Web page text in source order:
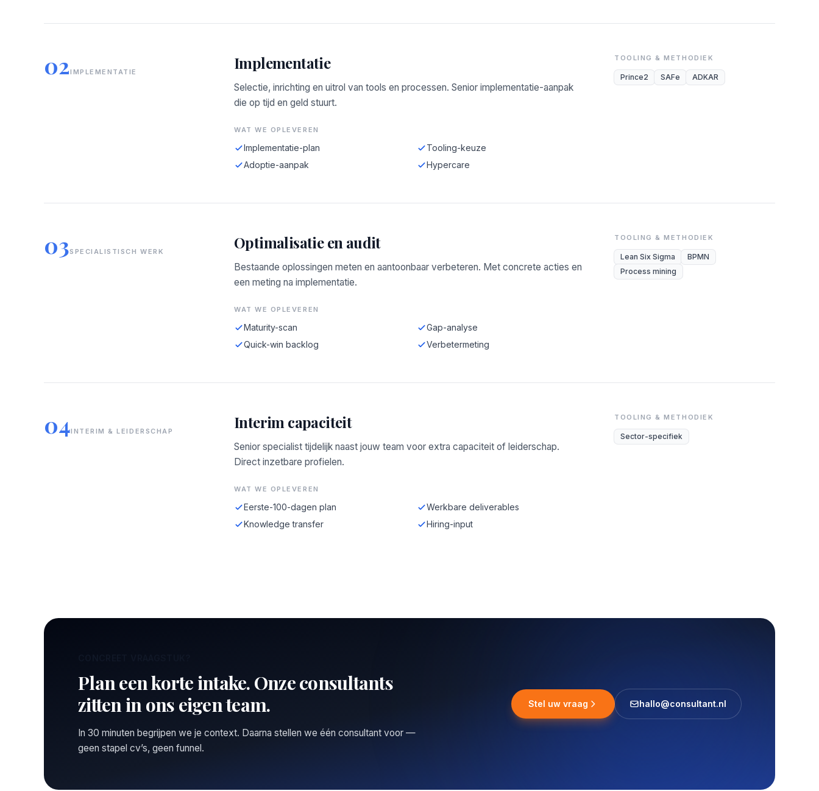
02IMPLEMENTATIE Implementatie
Selectie, inrichting en uitrol van tools en processen. Senior implementatie-aanpak
die op tijd en geld stuurt.
WAT WE OPLEVEREN
Implementatie-plan
Tooling-keuze
Adoptie-aanpak
Hypercare
TOOLING & METHODIEK
Prince2 SAFe ADKAR
03SPECIALISTISCH WERK Optimalisatie en audit
Bestaande oplossingen meten en aantoonbaar verbeteren. Met concrete acties en
een meting na implementatie.
WAT WE OPLEVEREN
Maturity-scan
Gap-analyse
Quick-win backlog
Verbetermeting
TOOLING & METHODIEK
Lean Six Sigma
BPMN
Process mining
04INTERIM & LEIDERSCHAP Interim capaciteit
Senior specialist tijdelijk naast jouw team voor extra capaciteit of leiderschap.
Direct inzetbare profielen.
WAT WE OPLEVEREN
Eerste-100-dagen plan
Werkbare deliverables
Knowledge transfer
Hiring-input
TOOLING & METHODIEK
Sector-specifiek
Plan een korte intake. Onze consultants
zitten in ons eigen team.
In 30 minuten begrijpen we je context. Daarna stellen we één consultant voor —
geen stapel cv’s, geen funnel.
Stel uw vraag hallo@consultant.nl